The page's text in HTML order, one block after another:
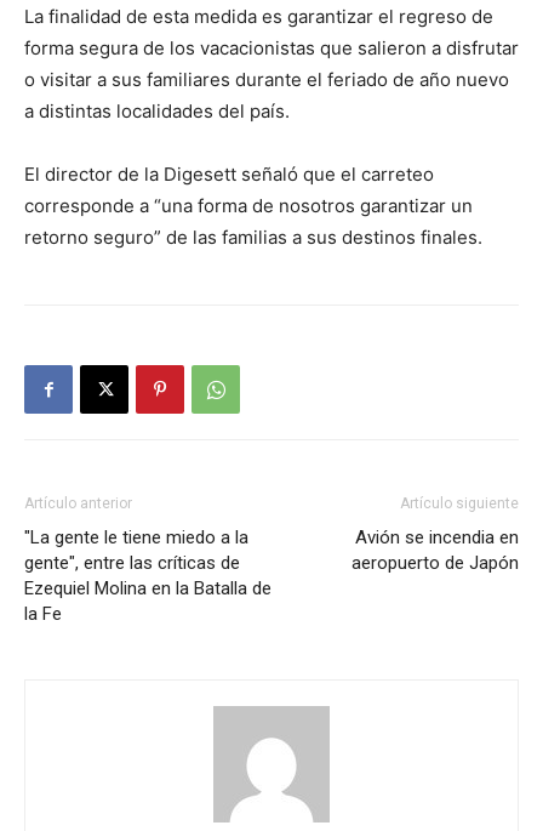
La finalidad de esta medida es garantizar el regreso de
forma segura de los vacacionistas que salieron a disfrutar
o visitar a sus familiares durante el feriado de año nuevo
a distintas localidades del país.
El director de la Digesett señaló que el carreteo
corresponde a “una forma de nosotros garantizar un
retorno seguro” de las familias a sus destinos finales.
Artículo anterior
"La gente le tiene miedo a la
gente", entre las críticas de
Ezequiel Molina en la Batalla de
la Fe
Artículo siguiente
Avión se incendia en
aeropuerto de Japón